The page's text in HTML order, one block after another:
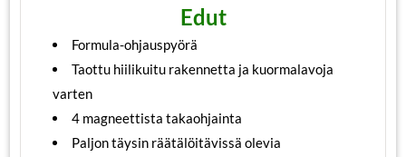
Edut
Formula-ohjauspyörä
Taottu hiilikuitu rakennetta ja kuormalavoja
varten
4 magneettista takaohjainta
Paljon täysin räätälöitävissä olevia